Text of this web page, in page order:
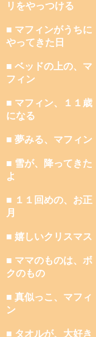
リをやっつける
■ マフィンがうちに
やってきた日
■ ベッドの上の、マ
フィン
■ マフィン、１１歳
になる
■ 夢みる、マフィン
■ 雪が、降ってきた
よ
■ １１回めの、お正
月
■ 嬉しいクリスマス
■ ママのものは、ボ
クのもの
■ 真似っこ、マフィ
ン
■ タオルが、大好き